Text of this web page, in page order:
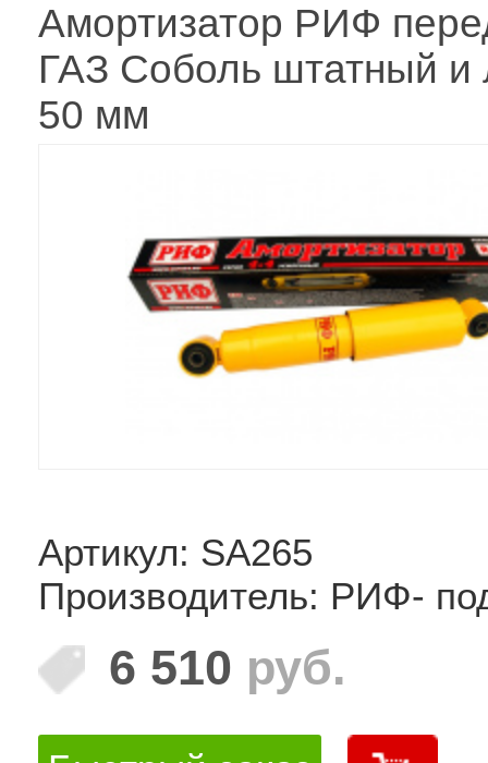
Амортизатор РИФ
ГАЗ Соболь штатный и
50 мм
Артикул: SA265
Производитель: РИФ-
6 510 руб.